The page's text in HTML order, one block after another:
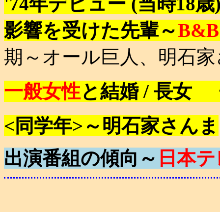
影響を受けた先輩～
期～オール巨人、明石
一般女性と結婚 / 長女
<同学年>～明石家さんま
出演番組の傾向～ 日本